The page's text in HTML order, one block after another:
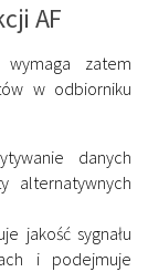
AF
zatem
w odbiorniku
danych
alternatywnych
jakość sygnału
i podejmuje